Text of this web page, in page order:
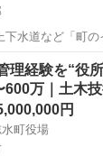
水道など「町の
す。 民間での
お仕事です。公
...
他 働き
理経験を“役
600万｜土木技
円
町役場